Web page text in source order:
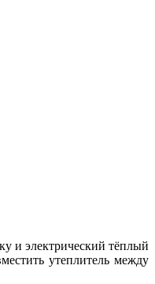
и электрический тёплый
утеплитель между